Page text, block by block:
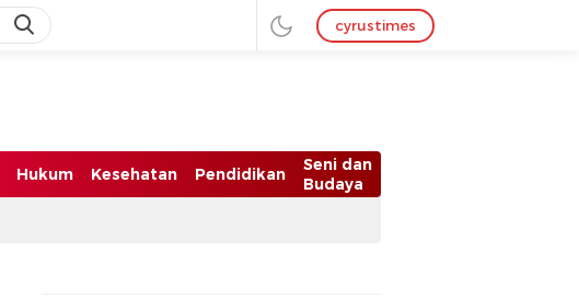
cyrustimes
Hukum Kesehatan Pendidikan
Seni dan
Budaya